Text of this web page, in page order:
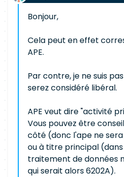
Bonjour,
Cela peut en effet
APE.
Par contre, je ne suis
serez considéré libéral.
APE veut dire "activité
Vous pouvez être
côté (donc l'ape ne
ou à titre principal
traitement de données
qui serait alors 6202A).